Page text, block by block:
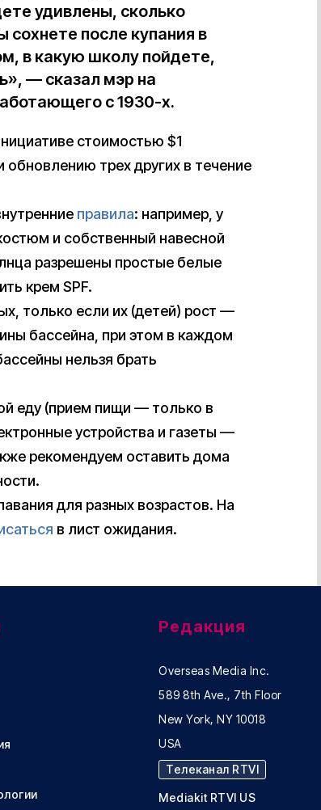
удивлены, сколько
после купания в
в какую школу пойдете,
— сказал мэр на
с 1930-х.
стоимостью $1
трех других в течение
правила: например, у
и собственный навесной
разрешены простые белые
крем SPF.
только если их (детей) рост —
бассейна, при этом в каждом
нельзя брать
еду (прием пищи — только в
устройства и газеты —
рекомендуем оставить дома
для разных возрастов. На
в лист ожидания.
Редакция
Overseas Media Inc.
589 8th Ave., 7th Floor
New York, NY 10018
USA
Телеканал RTVI
Mediakit RTVI US